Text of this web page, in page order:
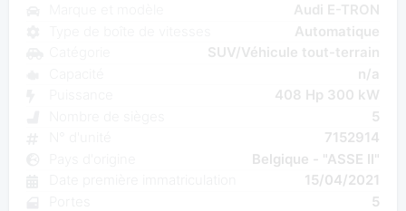
Audi E-TRON
Automatique
SUV/Véhicule tout-terrain
n/a
408 Hp 300 kW
5
7152914
Belgique - "ASSE II"
15/04/2021
5